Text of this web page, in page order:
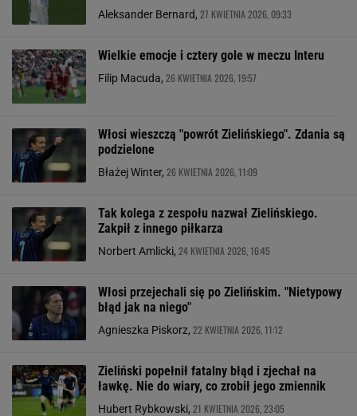
Aleksander Bernard, 27 KWIETNIA 2026, 09:33
Wielkie emocje i cztery gole w meczu Interu
Filip Macuda, 26 KWIETNIA 2026, 19:57
Włosi wieszczą "powrót Zielińskiego". Zdania są
podzielone
Błażej Winter, 26 KWIETNIA 2026, 11:09
Tak kolega z zespołu nazwał Zielińskiego.
Zakpił z innego piłkarza
Norbert Amlicki, 24 KWIETNIA 2026, 16:45
Włosi przejechali się po Zielińskim. "Nietypowy
błąd jak na niego"
Agnieszka Piskorz, 22 KWIETNIA 2026, 11:12
Zieliński popełnił fatalny błąd i zjechał na
ławkę. Nie do wiary, co zrobił jego zmiennik
Hubert Rybkowski, 21 KWIETNIA 2026, 23:05